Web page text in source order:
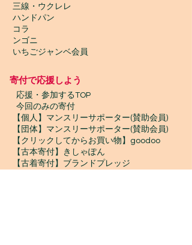
三線・ウクレレ
ハンドパン
コラ
ンゴニ
いちごジャンベ会員
寄付で応援しよう
応援・参加するTOP
今回のみの寄付
【個人】マンスリーサポーター(賛助会員)
【団体】マンスリーサポーター(賛助会員)
【クリックしてからお買い物】goodoo
【古本寄付】きしゃぽん
【古着寄付】ブランドプレッジ